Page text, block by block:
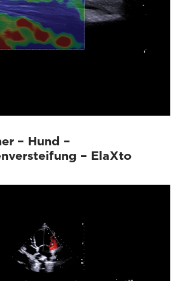
– Hund –
– ElaXto